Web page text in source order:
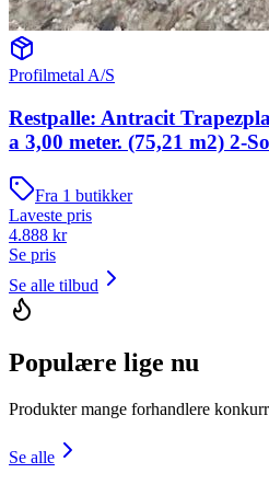
Profilmetal A/S
Restpalle: Antracit
a 3,00 meter. (75,21 m2) 2-
Fra 1 butikker
Laveste pris
4.888 kr
Se pris
Se alle tilbud
Populære lige nu
Produkter mange forhandlere
Se alle